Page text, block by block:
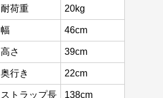
耐荷重 20kg
幅 46cm
高さ 39cm
奥行き 22cm
ストラップ長 138cm